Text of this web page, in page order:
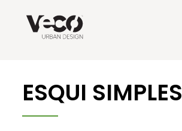
ESQUI SIMPLES